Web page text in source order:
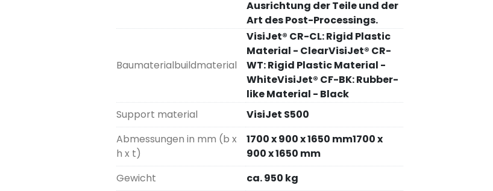
Ausrichtung der Teile und der
Art des Post-Processings.
Baumaterialbuildmaterial
VisiJet® CR-CL: Rigid Plastic
Material - ClearVisiJet® CR-
WT: Rigid Plastic Material -
WhiteVisiJet® CF-BK: Rubber-
like Material - Black
Support material
VisiJet S500
Abmessungen in mm (b x
h x t)
1700 x 900 x 1650 mm1700 x
900 x 1650 mm
Gewicht
ca. 950 kg